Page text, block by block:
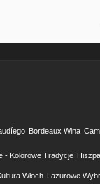
Bordeaux Wina
- Kolorowe Tradycje
Włoch Lazurowe